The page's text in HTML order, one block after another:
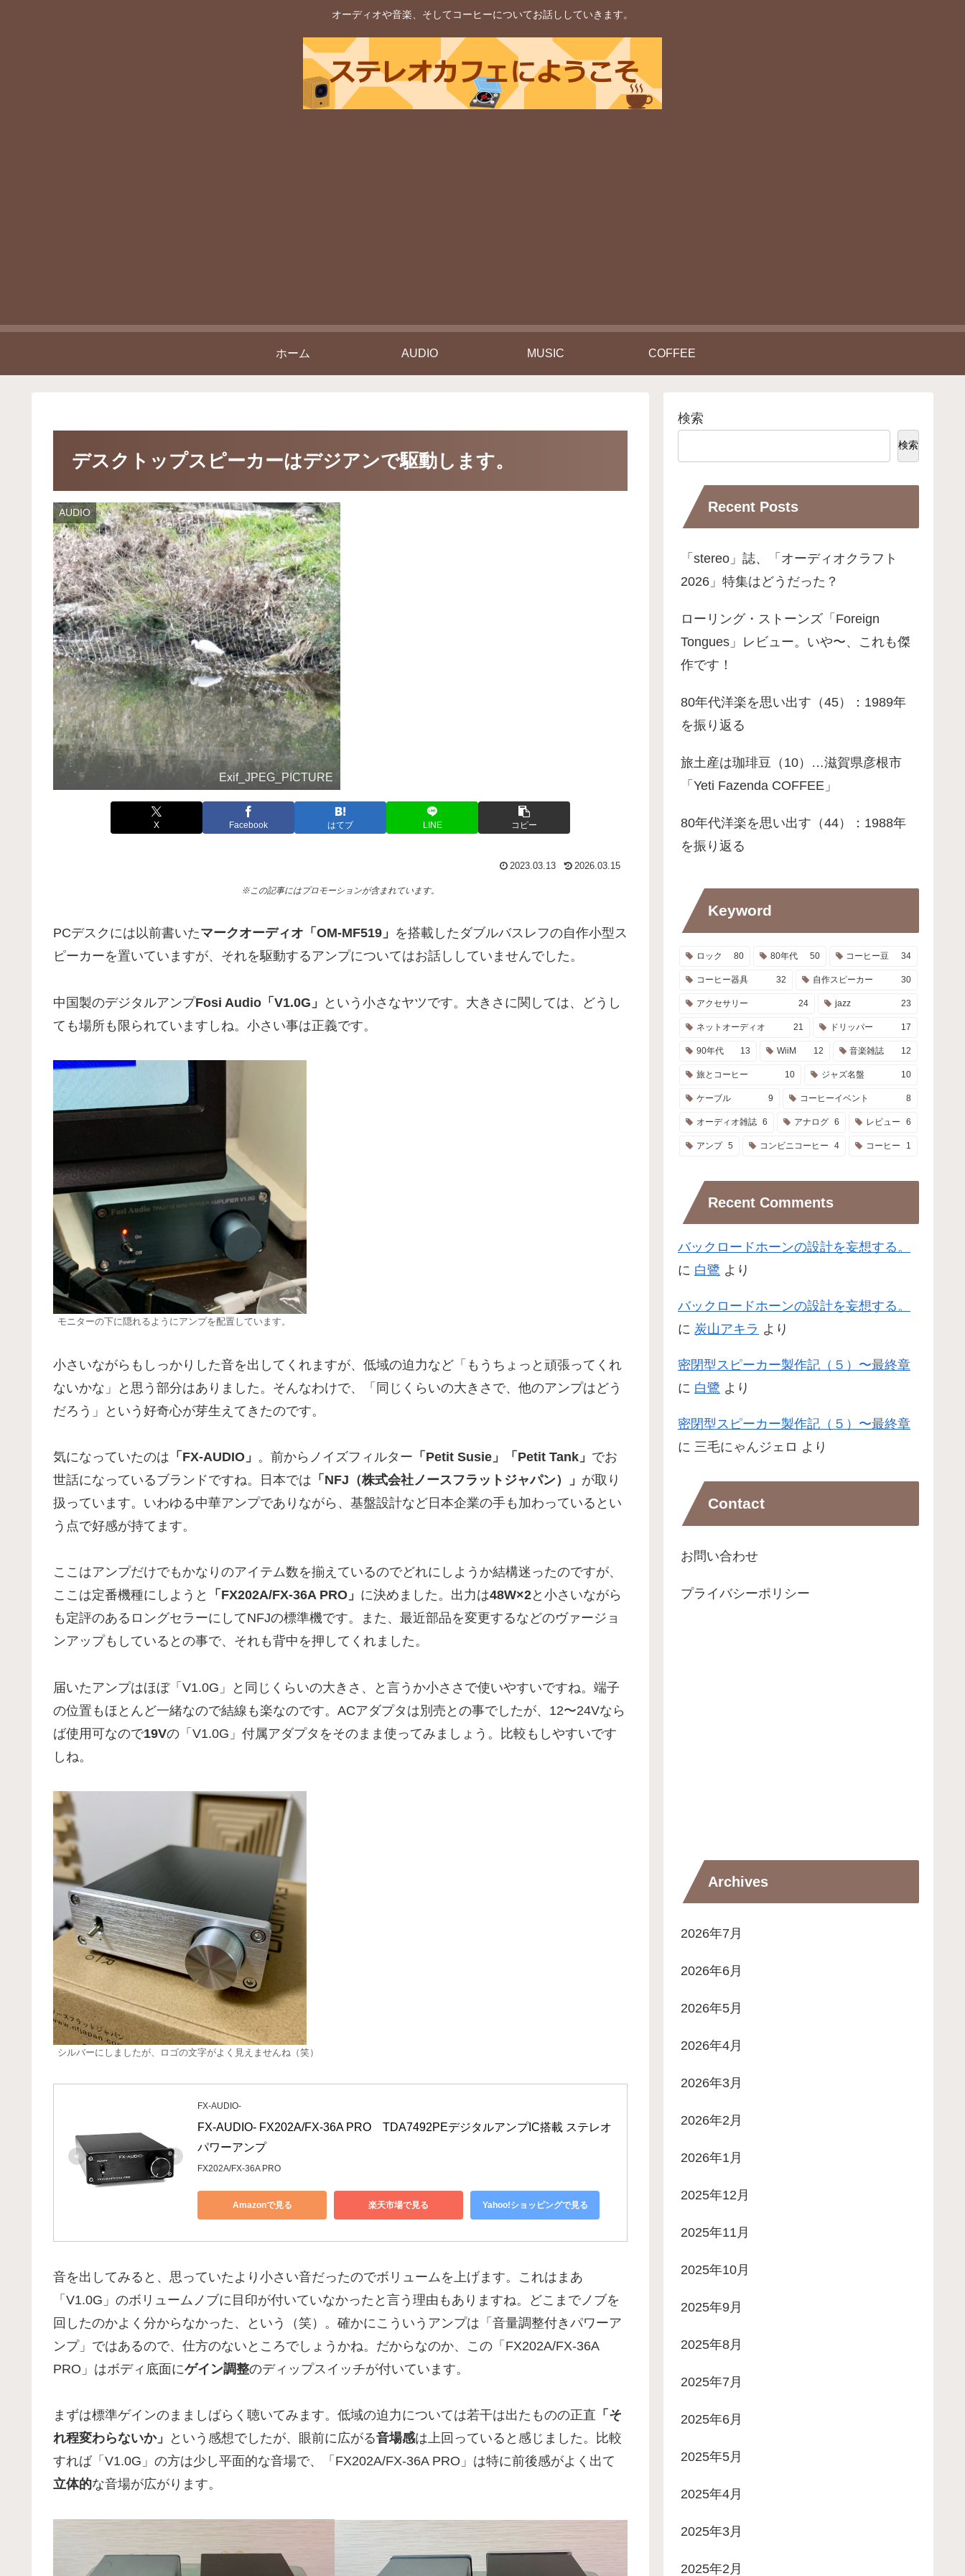
オーディオや音楽、そしてコーヒーについてお話ししていきます。
ホーム AUDIO MUSIC COFFEE
デスクトップスピーカーはデジアンで駆動します。
AUDIO
Exif_JPEG_PICTURE
X Facebook はてブ LINE コピー
2023.03.13 2026.03.15
※この記事にはプロモーションが含まれています。
PCデスクには以前書いたマークオーディオ「OM-MF519」 を搭載したダブルバスレフの自作小型ス
ピーカーを置いていますが、それを駆動するアンプについてはお話ししていませんでした。
中国製のデジタルアンプFosi Audio「V1.0G」
という小さなヤツです。大きさに関しては、どうし
ても場所も限られていますしね。小さい事は正義です。
モニターの下に隠れるようにアンプを配置しています。
小さいながらもしっかりした音を出してくれますが、低域の迫力など「もうちょっと頑張ってくれ
ないかな」と思う部分はありました。そんなわけで、「同じくらいの大きさで、他のアンプはどう
だろう」という好奇心が芽生えてきたのです。
気になっていたのは 「FX-AUDIO」 。前からノイズフィルター 「Petit Susie」「Petit Tank」 でお
世話になっているブランドですね。日本では 「NFJ（株式会社ノースフラットジャパン）」 が取り
扱っています。いわゆる中華アンプでありながら、基盤設計など日本企業の手も加わっているとい
う点で好感が持てます。
ここはアンプだけでもかなりのアイテム数を揃えているのでどれにしようか結構迷ったのですが、
ここは定番機種にしようと
「FX202A/FX-36A PRO」 に決めました。出力は48W×2と小さいながら
も定評のあるロングセラーにしてNFJの標準機です。また、最近部品を変更するなどのヴァージョ
ンアップもしているとの事で、それも背中を押してくれました。
届いたアンプはほぼ「V1.0G」と同じくらいの大きさ、と言うか小ささで使いやすいですね。端子
の位置もほとんど一緒なので結線も楽なのです。ACアダプタは別売との事でしたが、12〜24Vなら
ば使用可なので19Vの「V1.0G」付属アダプタをそのまま使ってみましょう。比較もしやすいです
しね。
シルバーにしましたが、ロゴの文字がよく見えませんね（笑）
FX-AUDIO-
FX-AUDIO- FX202A/FX-36A PRO　TDA7492PEデジタルアンプIC搭載 ステレオ
パワーアンプ
FX202A/FX-36A PRO
Amazonで見る 楽天市場で見る Yahoo!ショッピングで見る
音を出してみると、思っていたより小さい音だったのでボリュームを上げます。これはまあ
「V1.0G」のボリュームノブに目印が付いていなかったと言う理由もありますね。どこまでノブを
回したのかよく分からなかった、という（笑）。確かにこういうアンプは「音量調整付きパワーア
ンプ」ではあるので、仕方のないところでしょうかね。だからなのか、この「FX202A/FX-36A
PRO」はボディ底面にゲイン調整のディップスイッチが付いています。
まずは標準ゲインのまましばらく聴いてみます。低域の迫力については若干は出たものの正直 「そ
れ程変わらないか」
という感想でしたが、眼前に広がる音場感は上回っていると感じました。比較
すれば「V1.0G」の方は少し平面的な音場で、「FX202A/FX-36A PRO」は特に前後感がよく出て
立体的な音場が広がります。
検索
検索
Recent Posts
「stereo」誌、「オーディオクラフト
2026」特集はどうだった？
ローリング・ストーンズ「Foreign
Tongues」レビュー。いや〜、これも傑
作です！
80年代洋楽を思い出す（45）：1989年
を振り返る
旅土産は珈琲豆（10）…滋賀県彦根市
「Yeti Fazenda COFFEE」
80年代洋楽を思い出す（44）：1988年
を振り返る
Keyword
ロック 80 80年代 50 コーヒー豆 34
コーヒー器具 32 自作スピーカー 30
アクセサリー 24 jazz 23
ネットオーディオ 21 ドリッパー 17
90年代 13 WiiM 12 音楽雑誌 12
旅とコーヒー 10 ジャズ名盤 10
ケーブル 9 コーヒーイベント 8
オーディオ雑誌 6 アナログ 6 レビュー 6
アンプ 5 コンビニコーヒー 4 コーヒー 1
Recent Comments
バックロードホーンの設計を妄想する。
に 白鷺 より
バックロードホーンの設計を妄想する。
に 炭山アキラ より
密閉型スピーカー製作記（５）〜最終章
に 白鷺 より
密閉型スピーカー製作記（５）〜最終章
に 三毛にゃんジェロ より
Contact
お問い合わせ
プライバシーポリシー
Archives
2026年7月
2026年6月
2026年5月
2026年4月
2026年3月
2026年2月
2026年1月
2025年12月
2025年11月
2025年10月
2025年9月
2025年8月
2025年7月
2025年6月
2025年5月
2025年4月
2025年3月
2025年2月